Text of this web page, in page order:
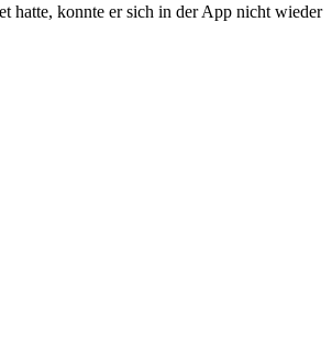
hatte, konnte er sich in der App nicht wieder